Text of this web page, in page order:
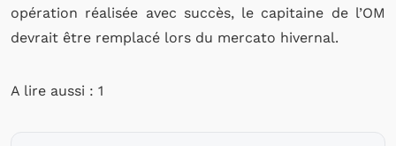
opération réalisée avec succès, le capitaine de l’OM
devrait être remplacé lors du mercato hivernal.
A lire aussi : 1